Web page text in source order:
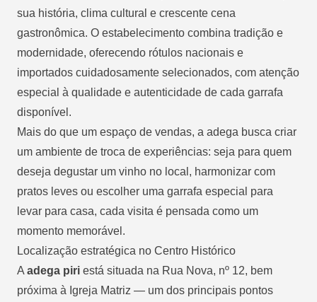
sua história, clima cultural e crescente cena
gastronômica. O estabelecimento combina tradição e
modernidade, oferecendo rótulos nacionais e
importados cuidadosamente selecionados, com atenção
especial à qualidade e autenticidade de cada garrafa
disponível.
Mais do que um espaço de vendas, a adega busca criar
um ambiente de troca de experiências: seja para quem
deseja degustar um vinho no local, harmonizar com
pratos leves ou escolher uma garrafa especial para
levar para casa, cada visita é pensada como um
momento memorável.
Localização estratégica no Centro Histórico
A adega piri está situada na Rua Nova, nº 12, bem
próxima à Igreja Matriz — um dos principais pontos